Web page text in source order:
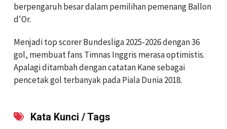
berpengaruh besar dalam pemilihan pemenang Ballon
d'Or.
Menjadi top scorer Bundesliga 2025-2026 dengan 36
gol, membuat fans Timnas Inggris merasa optimistis.
Apalagi ditambah dengan catatan Kane sebagai
pencetak gol terbanyak pada Piala Dunia 2018.
Kata Kunci / Tags